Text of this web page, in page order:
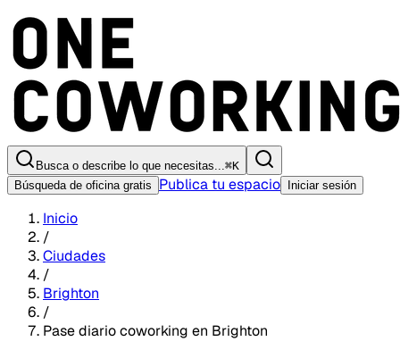
Busca o describe lo que necesitas...⌘K
Búsqueda de oficina gratis
Publica tu espacio Iniciar sesión
Inicio
/
Ciudades
/
Brighton
/
Pase diario coworking en Brighton